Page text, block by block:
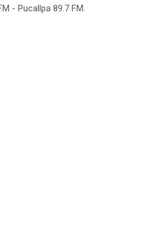
- Pucallpa 89.7 FM.